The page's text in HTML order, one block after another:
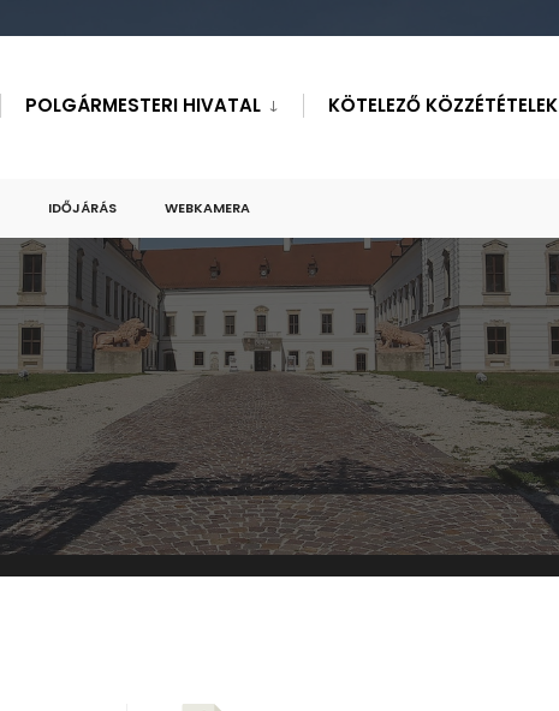
POLGÁRMESTERI HIVATAL KÖTELEZŐ KÖZZÉTÉTELEK
IDŐJÁRÁS WEBKAMERA